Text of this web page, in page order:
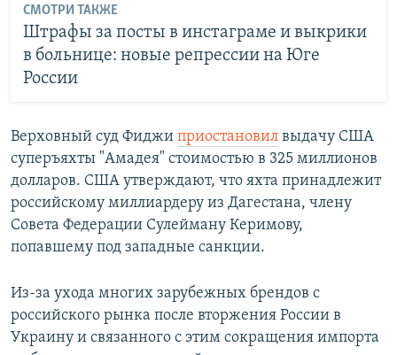
СМОТРИ ТАКЖЕ
Штрафы за посты в инстаграме и выкрики
в больнице: новые репрессии на Юге
России
Верховный суд Фиджи приостановил выдачу США
суперъяхты "Амадея" стоимостью в 325 миллионов
долларов. США утверждают, что яхта принадлежит
российскому миллиардеру из Дагестана, члену
Совета Федерации Сулейману Керимову,
попавшему под западные санкции.
Из-за ухода многих зарубежных брендов с
российского рынка после вторжения России в
Украину и связанного с этим сокращения импорта